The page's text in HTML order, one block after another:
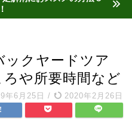
ックヤードツア
や所要時間など
年6月25日 / 2020年2月26日